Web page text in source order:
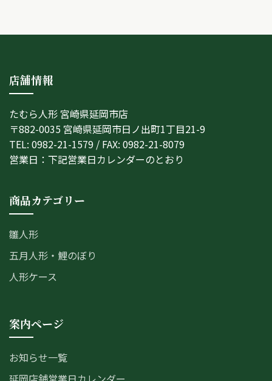
店舗情報
たむら人形 宮崎県延岡市店
〒882-0035 宮崎県延岡市日ノ出町1丁目21-9
TEL: 0982-21-1579 / FAX: 0982-21-8079
営業日：下記営業日カレンダーのとおり
商品カテゴリー
雛人形
五月人形・鯉のぼり
人形ケース
案内ページ
お知らせ一覧